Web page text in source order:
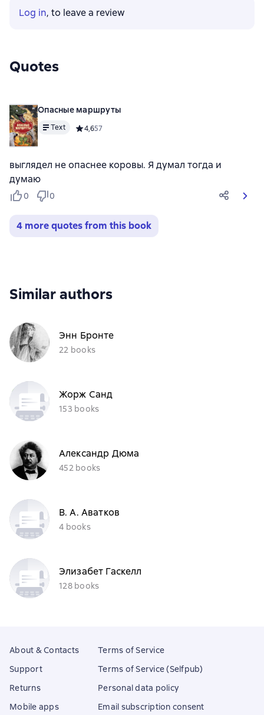
Log in, to leave a review
Quotes
Опасные маршруты
Text Средний рейтинг 4,6 на основе 57 оценок
4,657
выглядел не опаснее коровы. Я думал тогда и
думаю
0 0
4 more quotes from this book
Similar authors
Энн Бронте
22 books
Жорж Санд
153 books
Александр Дюма
452 books
В. А. Аватков
4 books
Элизабет Гаскелл
128 books
About & Contacts
Support
Returns
Mobile apps
Terms of Service
Terms of Service (Selfpub)
Personal data policy
Email subscription consent